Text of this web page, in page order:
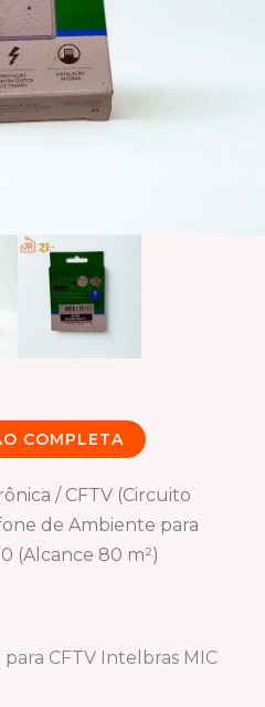
COMPLETA
/ CFTV (Circuito
de Ambiente para
(Alcance 80 m²)
CFTV Intelbras MIC